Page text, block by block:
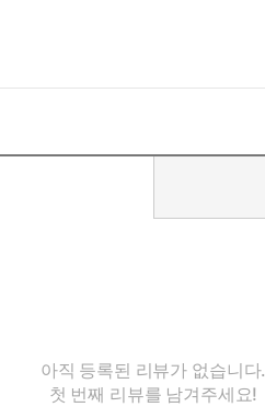
아직 등록된 리뷰가 없습니다.
첫 번째 리뷰를 남겨주세요!